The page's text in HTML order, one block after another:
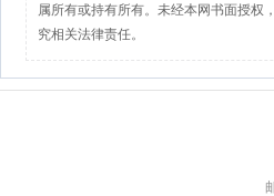
属所有或持有所有。未经本网书面授权
究相关法律责任。